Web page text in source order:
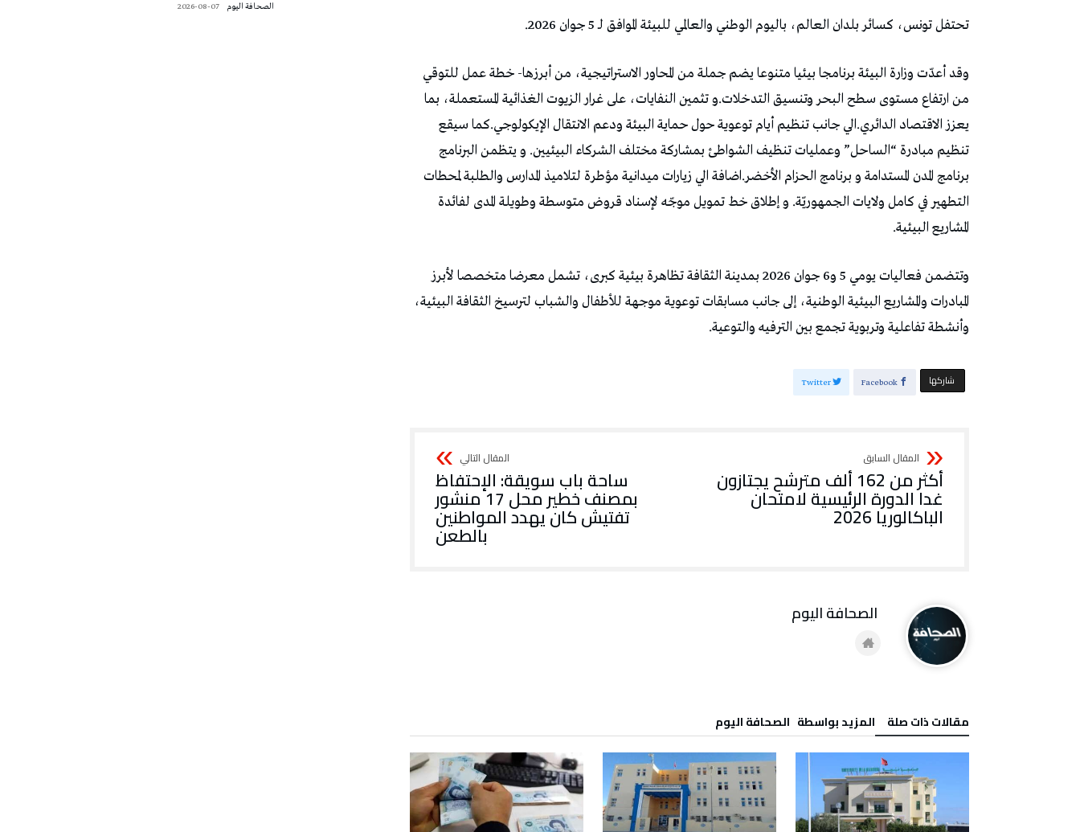
تحتفل تونس، كسائر بلدان العالم، باليوم الوطني والعالمي للبيئة الموافق لـ 5 جوان 2026.
وقد أعدّت وزارة البيئة برنامجا بيئيا متنوعا يضم جملة من المحاور الاستراتيجية، من أبرزها- خطة عمل للتوقي
من ارتفاع مستوى سطح البحر وتنسيق التدخلات.و تثمين النفايات، على غرار الزيوت الغذائية المستعملة، بما
يعزز الاقتصاد الدائري.الي جانب تنظيم أيام توعوية حول حماية البيئة ودعم الانتقال الإيكولوجي.كما سيقع
تنظيم مبادرة “الساحل” وعمليات تنظيف الشواطئ بمشاركة مختلف الشركاء البيئيين. و يتظمن البرنامج
برنامج المدن المستدامة و برنامج الحزام الأخضر.اضافة الي زيارات ميدانية مؤطرة لتلاميذ المدارس والطلبة لمحطات
التطهير في كامل ولايات الجمهوريّة. و إطلاق خط تمويل موجّه لإسناد قروض متوسطة وطويلة المدى لفائدة
المشاريع البيئية.
وتتضمن فعاليات يومي 5 و6 جوان 2026 بمدينة الثقافة تظاهرة بيئية كبرى، تشمل معرضا متخصصا لأبرز
المبادرات والمشاريع البيئية الوطنية، إلى جانب مسابقات توعوية موجهة للأطفال والشباب لترسيخ الثقافة البيئية،
وأنشطة تفاعلية وتربوية تجمع بين الترفيه والتوعية.
‫‫ شاركها‬ Facebook
Twitter
أكثر من 162 ألف مترشح يجتازون
غدا الدورة الرئيسية لامتحان
الباكالوريا 2026
ساحة باب سويقة: الإحتفاظ
بمصنف خطير محل 17 منشور
تفتيش كان يهدد المواطنين
بالطعن
‫مقالات ذات صلة‬ ‫‫المزيد بواسطة‬ ‬ ‭ ‬الصحافة‭ ‬اليوم
2026-08-07